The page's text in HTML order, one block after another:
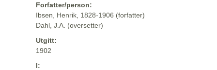
Forfatter/person:
Ibsen, Henrik, 1828-1906 (forfatter)
Dahl, J.A. (oversetter)
Utgitt:
1902
I: